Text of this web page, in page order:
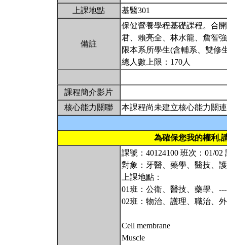
上課地點
基醫301
備註
保健營養學程基礎課程。合
君、賴亮全、林水龍、詹智
限本系所學生(含輔系、雙修
總人數上限：170人
課程簡介影片
核心能力關聯
本課程尚未建立核心能力關連
為確保您我的權利,
課號：40124100 班次：01/
對象：牙醫、藥學、醫技、
上課地點：
01班：公衛、醫技、藥學、
02班：物治、護理、職治、
Cell membrane
Muscle